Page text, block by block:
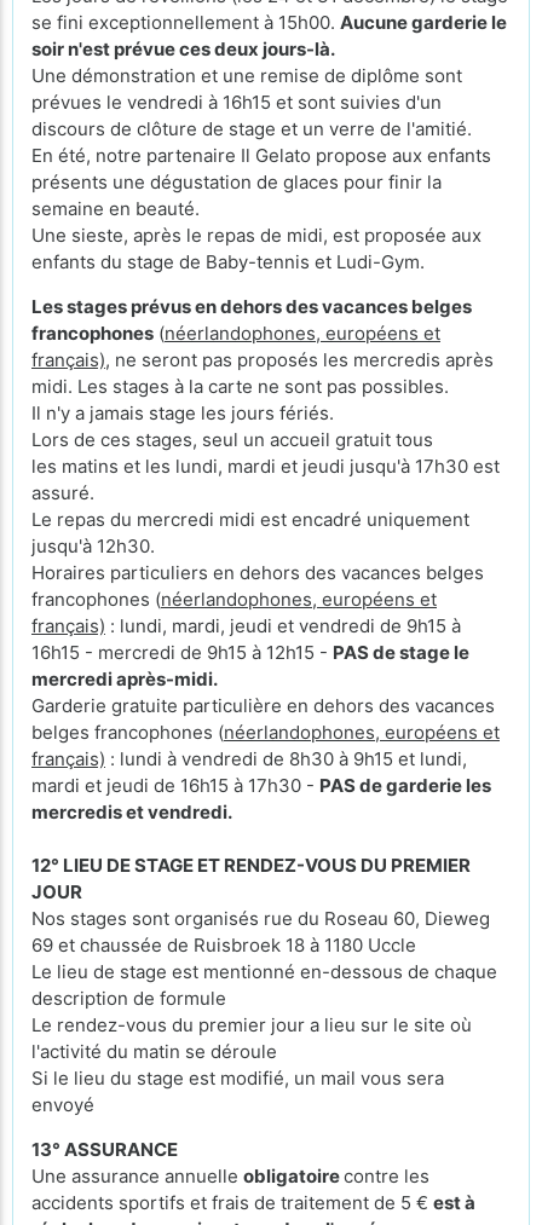
se fini exceptionnellement à 15h00. Aucune garderie le
soir n'est prévue ces deux jours-là.
Une démonstration et une remise de diplôme sont
prévues le vendredi à 16h15 et sont suivies d'un
discours de clôture de stage et un verre de l'amitié.
En été, notre partenaire Il Gelato propose aux enfants
présents une dégustation de glaces pour finir la
semaine en beauté.
Une sieste, après le repas de midi, est proposée aux
enfants du stage de Baby-tennis et Ludi-Gym.
Les stages prévus en dehors des vacances belges
francophones (néerlandophones, européens et
français), ne seront pas proposés les mercredis après
midi. Les stages à la carte ne sont pas possibles.
Il n'y a jamais stage les jours fériés.
Lors de ces stages, seul un accueil gratuit tous
les matins et les lundi, mardi et jeudi jusqu'à 17h30 est
assuré.
Le repas du mercredi midi est encadré uniquement
jusqu'à 12h30.
Horaires particuliers en dehors des vacances belges
francophones (néerlandophones, européens et
français) : lundi, mardi, jeudi et vendredi de 9h15 à
16h15 - mercredi de 9h15 à 12h15 - PAS de stage le
mercredi après-midi.
Garderie gratuite particulière en dehors des vacances
belges francophones (néerlandophones, européens et
français) : lundi à vendredi de 8h30 à 9h15 et lundi,
mardi et jeudi de 16h15 à 17h30 - PAS de garderie les
mercredis et vendredi.
12° LIEU DE STAGE ET RENDEZ-VOUS DU PREMIER
JOUR
Nos stages sont organisés rue du Roseau 60, Dieweg
69 et chaussée de Ruisbroek 18 à 1180 Uccle
Le lieu de stage est mentionné en-dessous de chaque
description de formule
Le rendez-vous du premier jour a lieu sur le site où
l'activité du matin se déroule
Si le lieu du stage est modifié, un mail vous sera
envoyé
13° ASSURANCE
Une assurance annuelle obligatoirecontre les
accidents sportifs et frais de traitement de 5 € est à